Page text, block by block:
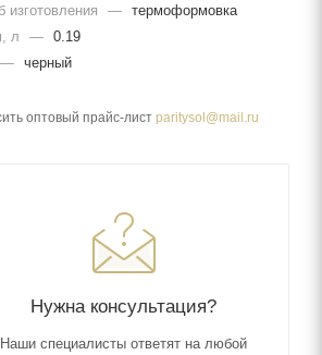
изготовления
— термоформовка
л
— 0.19
— черный
оптовый прайс-лист paritysol@mail.ru
Нужна консультация?
Наши специалисты ответят на любой